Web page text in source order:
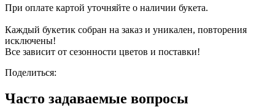
фиников
клубники
в
шоколаде
декором
сублимированной
При оплате картой уточняйте о наличии букета.
Каждый букетик собран на заказ и уникален, повторения
исключены!
Все зависит от сезонности цветов и поставки!
Поделиться:
Часто задаваемые вопросы